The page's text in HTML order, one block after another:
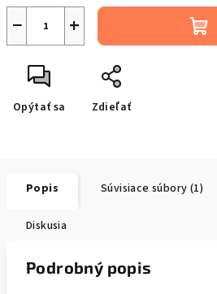
+
−
Opýtať sa Zdieľať
Popis Súvisiace súbory (1)
Diskusia
Podrobný popis